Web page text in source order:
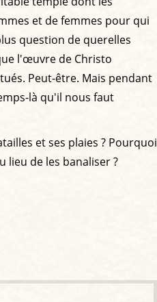
et de femmes pour qui
question de querelles
l'œuvre de Christo
Peut-être. Mais pendant
là qu'il nous faut
et ses plaies ? Pourquoi
lieu de les banaliser ?